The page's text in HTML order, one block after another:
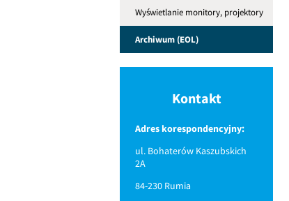
Wyświetlanie monitory, projektory
Archiwum (EOL)
Kontakt
Adres korespondencyjny:
ul. Bohaterów Kaszubskich
2A
84-230 Rumia